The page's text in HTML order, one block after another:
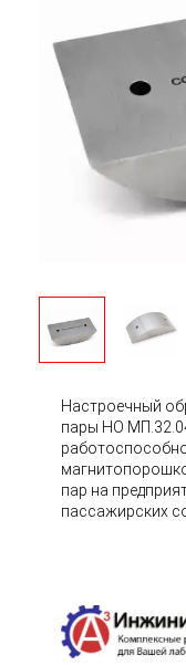
Настроечный
пары НО
пар на
пассажирских